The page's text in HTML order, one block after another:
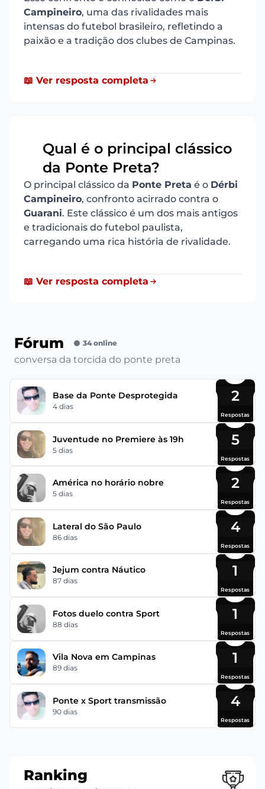
Campineiro, uma das rivalidades mais
intensas do futebol brasileiro, refletindo a
paixão e a tradição dos clubes de Campinas.
📖 Ver resposta completa
Qual é o principal clássico
da Ponte Preta?
O principal clássico da Ponte Preta é o Dérbi
Campineiro, confronto acirrado contra o
Guarani. Este clássico é um dos mais antigos
e tradicionais do futebol paulista,
carregando uma rica história de rivalidade.
📖 Ver resposta completa
Fórum 34 online
conversa da torcida do ponte preta
Base da Ponte Desprotegida
4 dias
2
Respostas
Juventude no Premiere às 19h
5 dias
5
Respostas
América no horário nobre
5 dias
2
Respostas
Lateral do São Paulo
86 dias
4
Respostas
Jejum contra Náutico
87 dias
1
Respostas
Fotos duelo contra Sport
88 dias
1
Respostas
Vila Nova em Campinas
89 dias
1
Respostas
Ponte x Sport transmissão
90 dias
4
Respostas
Ranking